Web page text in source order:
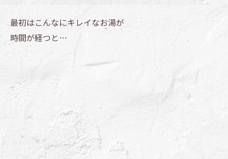
最初はこんなにキレイなお湯が
時間が経つと…